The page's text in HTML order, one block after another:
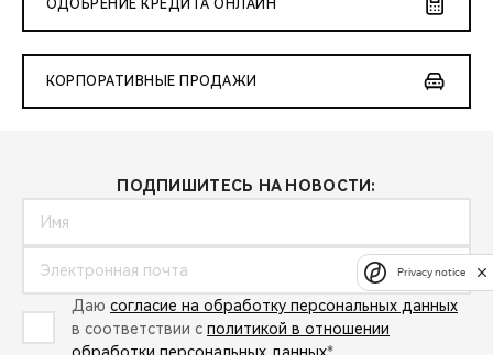
ОДОБРЕНИЕ КРЕДИТА ОНЛАЙН
КОРПОРАТИВНЫЕ ПРОДАЖИ
ПОДПИШИТЕСЬ НА НОВОСТИ:
Даю согласие на обработку персональных данных
в соответствии с политикой в отношении
обработки персональных данных*
Privacy notice